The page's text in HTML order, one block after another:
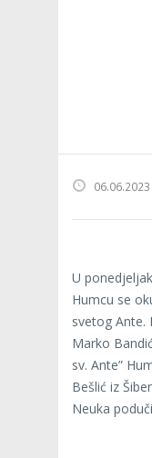
06.06.2023
U
Humcu se
svetog Ante.
Marko
sv. Ante”
Bešlić iz
Neuka